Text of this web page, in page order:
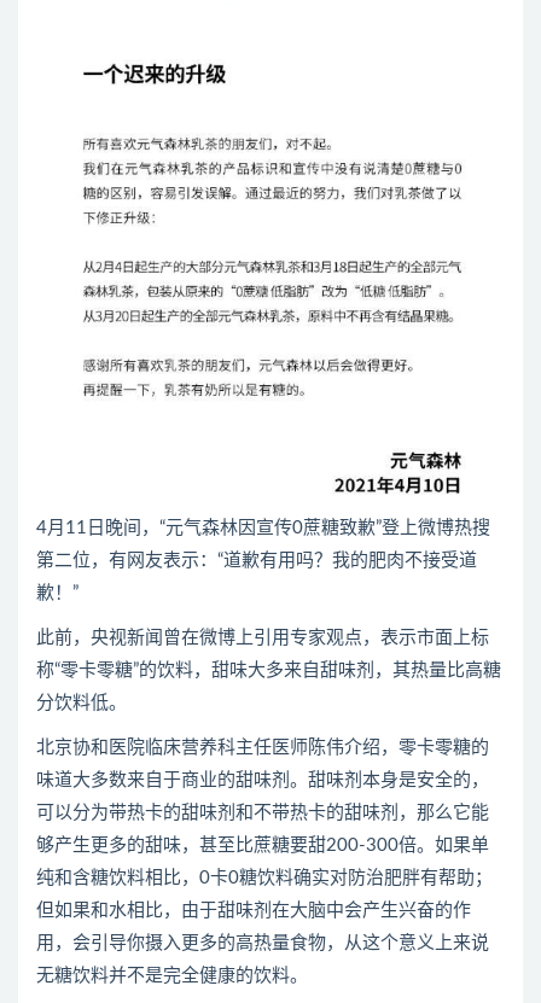
4月11日晚间，“元气森林因宣传0蔗糖致歉”登上微博热搜
第二位，有网友表示：“道歉有用吗？我的肥肉不接受道
歉！”
此前，央视新闻曾在微博上引用专家观点，表示市面上标
称“零卡零糖”的饮料，甜味大多来自甜味剂，其热量比高糖
分饮料低。
北京协和医院临床营养科主任医师陈伟介绍，零卡零糖的
味道大多数来自于商业的甜味剂。甜味剂本身是安全的，
可以分为带热卡的甜味剂和不带热卡的甜味剂，那么它能
够产生更多的甜味，甚至比蔗糖要甜200-300倍。如果单
纯和含糖饮料相比，0卡0糖饮料确实对防治肥胖有帮助；
但如果和水相比，由于甜味剂在大脑中会产生兴奋的作
用，会引导你摄入更多的高热量食物，从这个意义上来说
无糖饮料并不是完全健康的饮料。